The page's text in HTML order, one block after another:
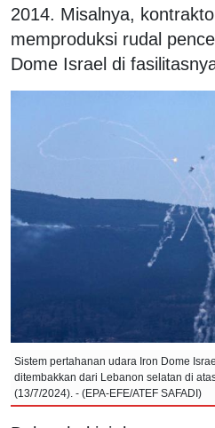
2014. Misalnya,
memproduksi rudal
Dome Israel di
Sistem pertahanan udara Iron Dome
ditembakkan dari Lebanon selatan di
(13/7/2024). - (EPA-EFE/ATEF SAFADI)